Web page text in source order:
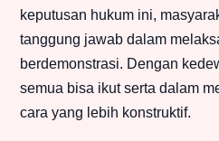
keputusan hukum ini,
tanggung jawab dalam
berdemonstrasi. Dengan
semua bisa ikut serta dalam
cara yang lebih konstruktif.